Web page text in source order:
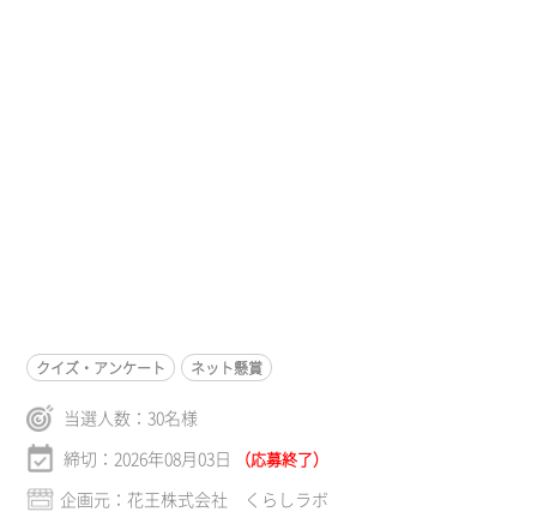
クイズ・アンケート ネット懸賞
当選人数：30名様
締切：2026年08月03日
（応募終了）
企画元：花王株式会社 くらしラボ